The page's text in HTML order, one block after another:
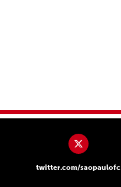
twitter.com/saopaulofc